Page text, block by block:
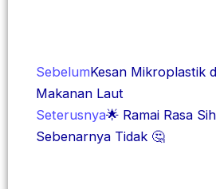
SebelumKesan Mikroplastik
Makanan Laut
Seterusnya🌟 Ramai Rasa
Sebenarnya Tidak 🤔